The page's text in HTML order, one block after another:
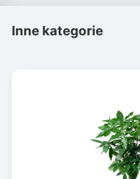
Inne kategorie